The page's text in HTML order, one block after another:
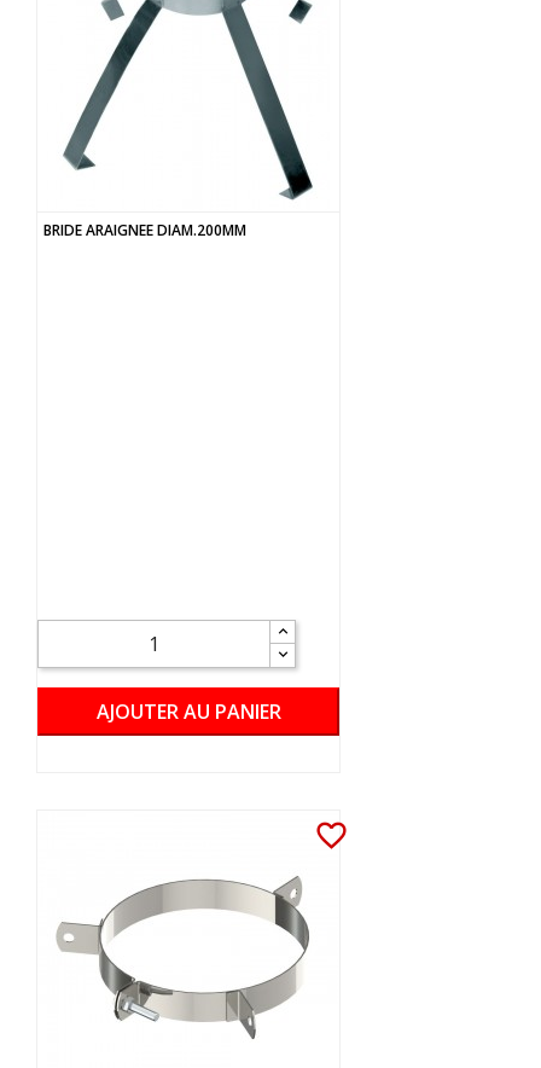
BRIDE ARAIGNEE DIAM.200MM
AJOUTER AU PANIER
favorite_border